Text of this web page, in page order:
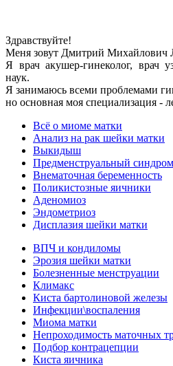
Здравствуйте!
Меня зовут Дмитрий Михайлович
Я врач акушер-гинеколог, врач
наук.
Я занимаюсь всеми проблемами
но основная моя специализация -
Всё о миоме матки
Анализ на рак шейки матки
Выкидыш
Предменструальный синдром
Внематочная беременность
Поликистозные яичники
Аденомиоз
Эндометриоз
Дисплазия шейки матки
ВПЧ и кондиломы
Эрозия шейки матки
Болезненные менструации
Климакс
Киста бартолиновой железы
Инфекции\воспаления
Миома матки
Непроходимость маточных
Подбор контрацепции
Киста яичника